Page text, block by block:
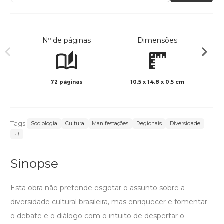
Nº de páginas
72 páginas
Dimensões
10.5 x 14.8 x 0.5 cm
Tags: Sociologia Cultura Manifestações Regionais
Diversidade
+1
Sinopse
Esta obra não pretende esgotar o assunto sobre a
diversidade cultural brasileira, mas enriquecer e fomentar
o debate e o diálogo com o intuito de despertar o